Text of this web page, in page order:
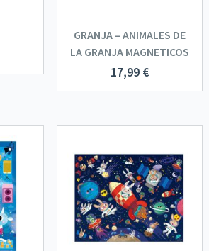
GRANJA – ANIMALES DE
LA GRANJA MAGNETICOS
17,99 €